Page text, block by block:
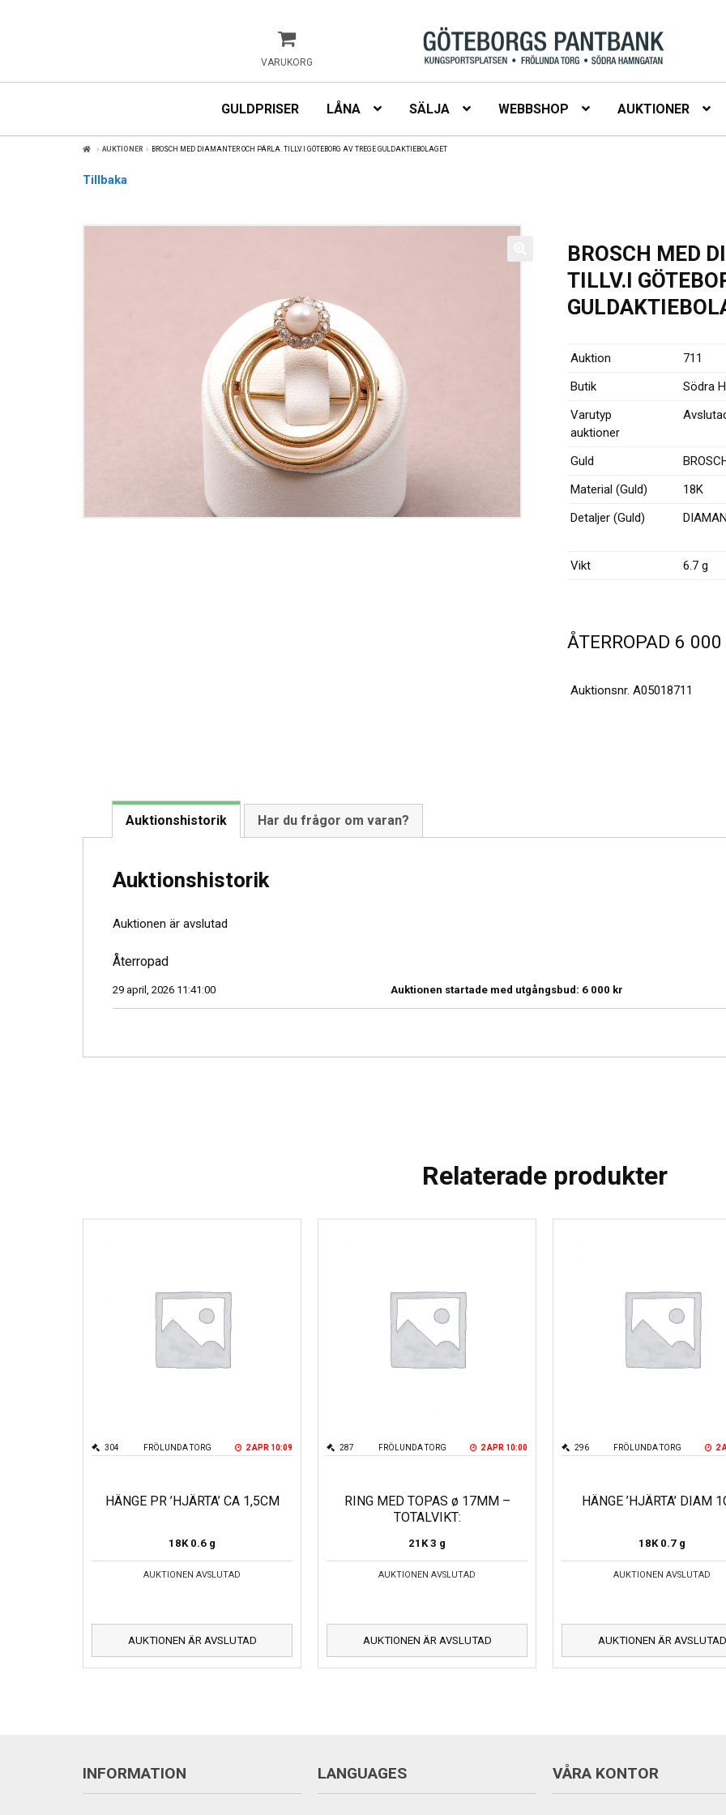
VARUKORG
GULDPRISER LÅNA SÄLJA WEBBSHOP AUKTIONER
AUKTIONER BROSCH MED DIAMANTER OCH PÄRLA. TILLV.I GÖTEBORG AV TREGE GULDAKTIEBOLAGET
Tillbaka
BROSCH MED
TILLV.I
Auktion
711
Butik
Södra
Varutyp
auktioner
Guld
Material (Guld)
18K
Detaljer (Guld)
Vikt 6.7 g
ÅTERROPAD 6 000
Auktionsnr. A05018711
Auktionshistorik Har du frågor om varan?
Auktionshistorik
Auktionen är avslutad
Återropad
29 april, 2026 11:41:00 Auktionen startade med utgångsbud: 6 000 kr
Relaterade produkter
FRÖLUNDA TORG
304 2 APR 10:09
HÄNGE PR ’HJÄRTA’ CA 1,5CM
18K 0.6 g
AUKTIONEN AVSLUTAD
AUKTIONEN ÄR AVSLUTAD
FRÖLUNDA TORG
287 2 APR 10:00
RING MED TOPAS ø 17MM –
TOTALVIKT:
21K 3 g
AUKTIONEN AVSLUTAD
AUKTIONEN ÄR AVSLUTAD
FRÖLUNDA TORG
296 2
HÄNGE ’HJÄRTA’ DIAM
18K 0.7 g
AUKTIONEN AVSLUTAD
AUKTIONEN ÄR AVSLUTAD
INFORMATION LANGUAGES VÅRA KONTOR